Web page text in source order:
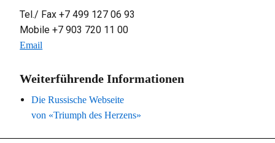
Tel./ Fax +7 499 127 06 93
Mobile +7 903 720 11 00
Email
Weiterführende Informationen
Die Russische Webseite
von «Triumph des Herzens»